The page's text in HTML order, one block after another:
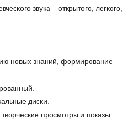
звука – открытого, легкого,
новых знаний, формирование
диски.
просмотры и показы.